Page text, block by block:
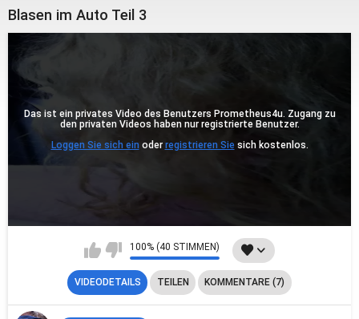
Blasen im Auto Teil 3
Das ist ein privates Video des Benutzers Prometheus4u. Zugang zu
den privaten Videos haben nur registrierte Benutzer.
Loggen Sie sich einoder registrieren Sie sich kostenlos.
100% (40 STIMMEN)
VIDEODETAILS TEILEN KOMMENTARE (7)